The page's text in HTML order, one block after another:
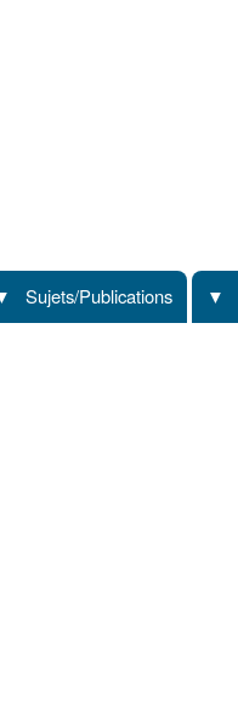
Sujets/Publications